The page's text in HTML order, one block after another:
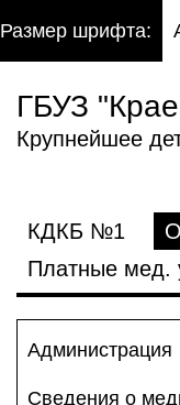
Размер шрифта:
ГБУЗ
Крупнейшее
КДКБ №1
Платные мед.
Администрация
Сведения о